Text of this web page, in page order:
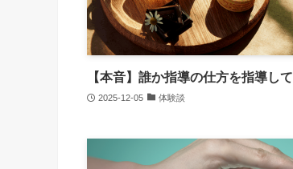
【本音】誰か指導の仕方を指導して
2025-12-05 体験談